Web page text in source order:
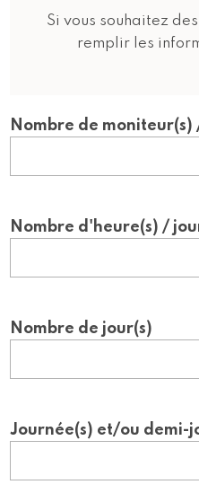
Si vous souhaitez
remplir les
Nombre de moniteur(s)
Nombre d'heure(s) /
Nombre de jour(s)
Journée(s) et/ou demi-